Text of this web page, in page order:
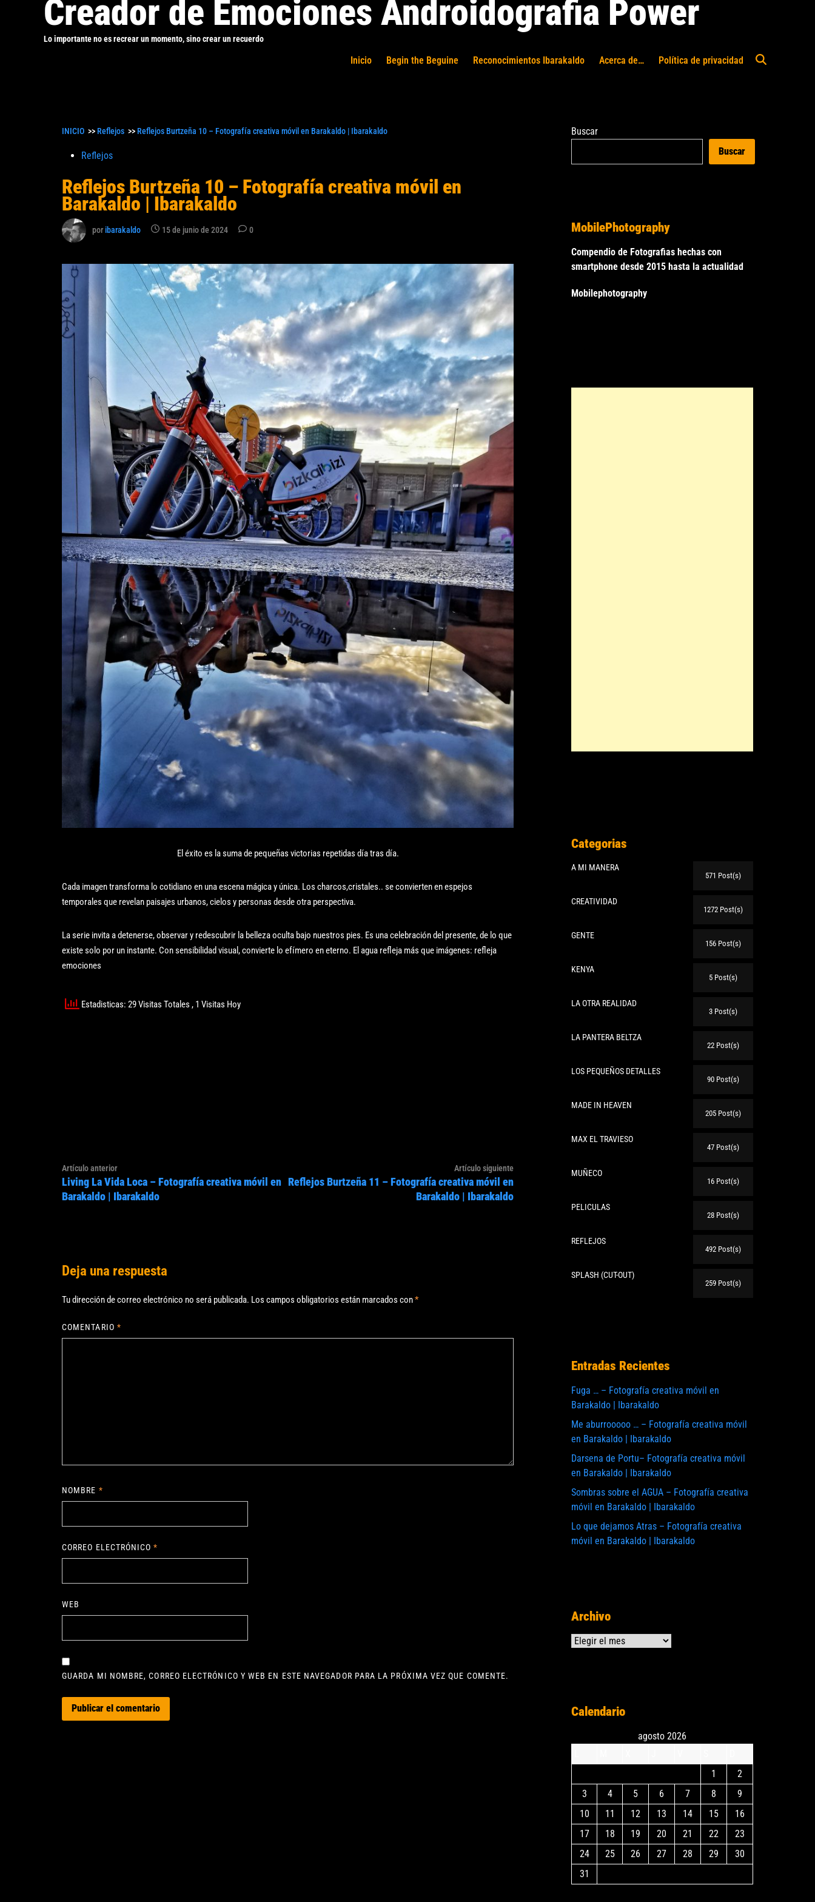
Creador de Emociones Androidografia Power
Lo importante no es recrear un momento, sino crear un recuerdo
Inicio Begin the Beguine Reconocimientos Ibarakaldo Acerca de… Política de privacidad
Abrir
INICIO >> Reflejos >> Reflejos Burtzeña 10 – Fotografía creativa móvil en Barakaldo | Ibarakaldo
Publicado
Reflejos
Reflejos Burtzeña 10 – Fotografía creativa móvil en
Barakaldo | Ibarakaldo
poribarakaldo 15 de junio de 2024 0
El éxito es la suma de pequeñas victorias repetidas día tras día.
Cada imagen transforma lo cotidiano en una escena mágica y única. Los charcos,cristales.. se convierten en espejos
temporales que revelan paisajes urbanos, cielos y personas desde otra perspectiva.
La serie invita a detenerse, observar y redescubrir la belleza oculta bajo nuestros pies. Es una celebración del presente, de lo que
existe solo por un instante. Con sensibilidad visual, convierte lo efímero en eterno. El agua refleja más que imágenes: refleja
emociones
Estadisticas: 29 Visitas Totales , 1 Visitas Hoy
Navegación
de
entradas
Artículo anteriorArtículo
anterior:
Living La Vida Loca – Fotografía creativa móvil en
Barakaldo | Ibarakaldo
Artículo siguienteArtículo
siguiente:
Reflejos Burtzeña 11 – Fotografía creativa móvil en
Barakaldo | Ibarakaldo
Deja una respuesta
Tu dirección de correo electrónico no será publicada. Los campos obligatorios están marcados con*
COMENTARIO *
NOMBRE *
CORREO ELECTRÓNICO*
WEB
GUARDA MI NOMBRE, CORREO ELECTRÓNICO Y WEB EN ESTE NAVEGADOR PARA LA PRÓXIMA VEZ QUE COMENTE.
Buscar
Buscar
MobilePhotography
Compendio de Fotografias hechas con
smartphone desde 2015 hasta la actualidad
Mobilephotography
Categorias
A MI MANERA
571 Post(s)
CREATIVIDAD
1272 Post(s)
GENTE
156 Post(s)
KENYA
5 Post(s)
LA OTRA REALIDAD
3 Post(s)
LA PANTERA BELTZA
22 Post(s)
LOS PEQUEÑOS DETALLES
90 Post(s)
MADE IN HEAVEN
205 Post(s)
MAX EL TRAVIESO
47 Post(s)
MUÑECO
16 Post(s)
PELICULAS
28 Post(s)
REFLEJOS
492 Post(s)
SPLASH (CUT-OUT)
259 Post(s)
Entradas Recientes
Fuga … – Fotografía creativa móvil en
Barakaldo | Ibarakaldo
Me aburrooooo … – Fotografía creativa móvil
en Barakaldo | Ibarakaldo
Darsena de Portu– Fotografía creativa móvil
en Barakaldo | Ibarakaldo
Sombras sobre el AGUA – Fotografía creativa
móvil en Barakaldo | Ibarakaldo
Lo que dejamos Atras – Fotografía creativa
móvil en Barakaldo | Ibarakaldo
Archivo
Archivos
Calendario
agosto 2026
1
2
3
4 5 6 7 8
9
10
11 12 13 14 15
16
17
18 19 20 21 22
23
24
25 26 27 28 29
30
31